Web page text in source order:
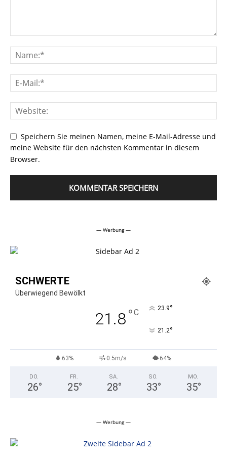
Speichern Sie meinen Namen, meine E-Mail-Adresse und
meine Website für den nächsten Kommentar in diesem
Browser.
— Werbung —
SCHWERTE
Überwiegend Bewölkt
21.8°C 23.9°
21.2°
63% 0.5m/s 64%
DO.
26°
FR.
25°
SA.
28°
SO.
33°
MO.
35°
— Werbung —